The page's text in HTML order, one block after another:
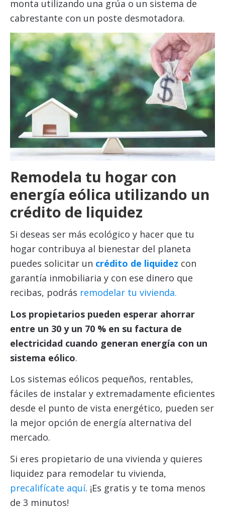
monta utilizando una grúa o un sistema de
cabrestante con un poste desmotadora.
Remodela tu hogar con
energía eólica utilizando un
crédito de liquidez
Si deseas ser más ecológico y hacer que tu
hogar contribuya al bienestar del planeta
puedes solicitar un crédito de liquidez con
garantía inmobiliaria y con ese dinero que
recibas, podrás remodelar tu vivienda.
Los propietarios pueden esperar ahorrar
entre un 30 y un 70 % en su factura de
electricidad cuando generan energía con un
sistema eólico.
Los sistemas eólicos pequeños, rentables,
fáciles de instalar y extremadamente eficientes
desde el punto de vista energético, pueden ser
la mejor opción de energía alternativa del
mercado.
Si eres propietario de una vivienda y quieres
liquidez para remodelar tu vivienda,
precalifícate aquí. ¡Es gratis y te toma menos
de 3 minutos!